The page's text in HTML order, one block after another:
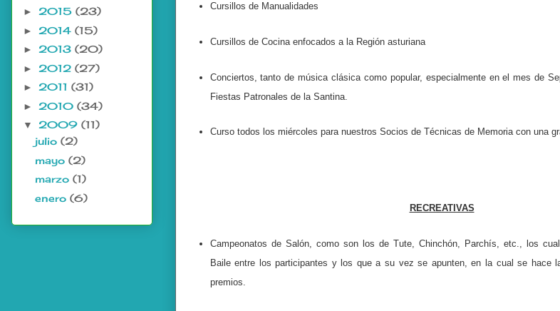
Cursillos de Manualidades
Cursillos de Cocina enfocados a la Región asturiana
Conciertos, tanto de música clásica como popular, especialmente en el mes de
Fiestas Patronales de la Santina.
Curso todos los miércoles para nuestros Socios de Técnicas de Memoria con una
RECREATIVAS
Campeonatos de Salón, como son los de Tute, Chinchón, Parchís, etc., los
Baile entre los participantes y los que a su vez se apunten, en la cual se hace
premios.
► 2015 (23)
► 2014 (15)
► 2013 (20)
► 2012 (27)
► 2011 (31)
► 2010 (34)
▼ 2009 (11)
julio (2)
mayo (2)
marzo (1)
enero (6)